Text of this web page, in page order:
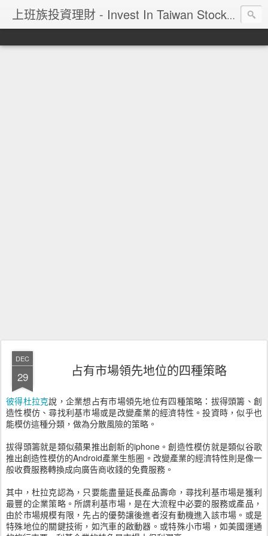
上班族投資理財 - Invest In Taiwan Stock Market
DEC
29 占有市場領先地位的四種策略
彼得杜拉克說，企業想占有市場領先地位有四種策略：拔得頭籌、創
造性模仿、尋找利基市場或是改變產業的經濟特性。投資時，似乎也
能模仿這種分類，做為分散風險的策略。
拔得頭籌就是類似蘋果推出創新的iphone。創造性模仿就是類似谷歌
推出創造性模仿的Android產業生態圈。改變產業的經濟特性則是像一
般收費服務轉換成向廣告商收錢的免費服務。
其中，杜拉克認為，只要能盡量延長產品壽命，尋找利基市場是獲利
最豐的企業策略。所謂利基市場，是在大流程中必要的服務或產品，
由於市場規模有限，先占的優勢讓後進者沒有動機進入該市場。或是
特殊地位的關鍵技術，如汽車的啟動器。或特殊小市場，如美國運通